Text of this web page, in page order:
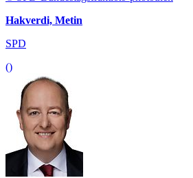
Bildinformationen
Matthias Hauer
© Matthias Hauer/ Tobias Koch
Hauer, Matthias